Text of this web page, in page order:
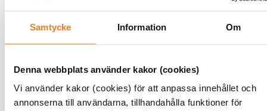
Samtycke Information Om
Denna webbplats använder kakor (cookies)
Vi använder kakor (cookies) för att anpassa innehållet och
annonserna till användarna, tillhandahålla funktioner för
Söderport i Visby ringmur. En inf...
LÄS MER